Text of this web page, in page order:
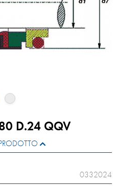
D.24 QQV
0332024